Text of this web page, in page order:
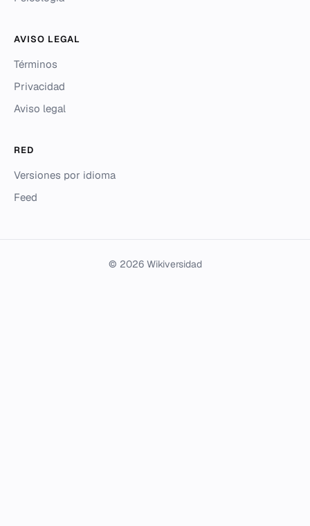
AVISO LEGAL
Términos
Privacidad
Aviso legal
RED
Versiones por idioma
Feed
© 2026 Wikiversidad